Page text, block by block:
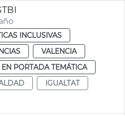
INCLUSIVAS
VALENCIA
EN PORTADA TEMÁTICA
IGUALTAT